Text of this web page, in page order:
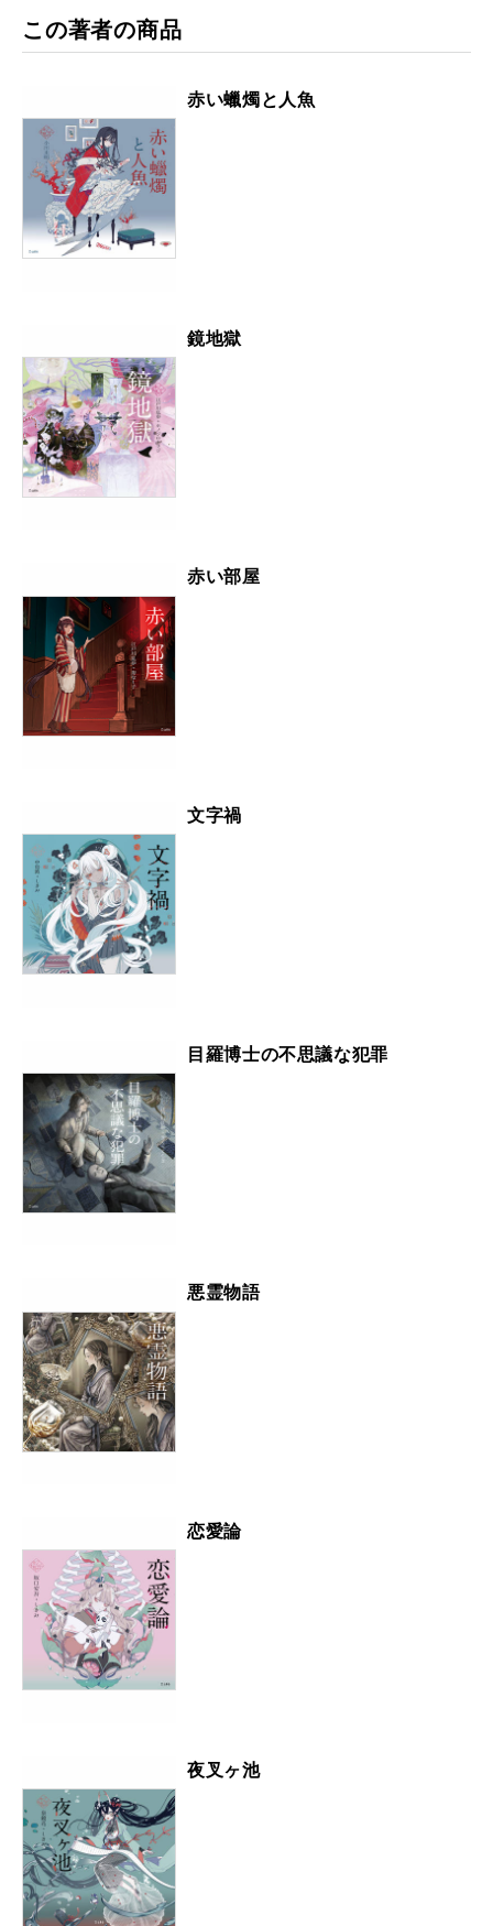
この著者の商品
赤い蠟燭と人魚
鏡地獄
赤い部屋
文字禍
目羅博士の不思議な犯罪
悪霊物語
恋愛論
夜叉ヶ池